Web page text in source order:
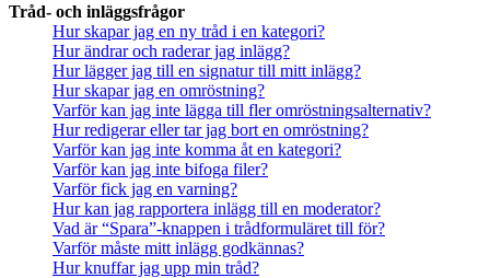
Tråd- och inläggsfrågor
Hur skapar jag en ny tråd i en kategori?
Hur ändrar och raderar jag inlägg?
Hur lägger jag till en signatur till mitt inlägg?
Hur skapar jag en omröstning?
Varför kan jag inte lägga till fler omröstningsalternativ?
Hur redigerar eller tar jag bort en omröstning?
Varför kan jag inte komma åt en kategori?
Varför kan jag inte bifoga filer?
Varför fick jag en varning?
Hur kan jag rapportera inlägg till en moderator?
Vad är “Spara”-knappen i trådformuläret till för?
Varför måste mitt inlägg godkännas?
Hur knuffar jag upp min tråd?